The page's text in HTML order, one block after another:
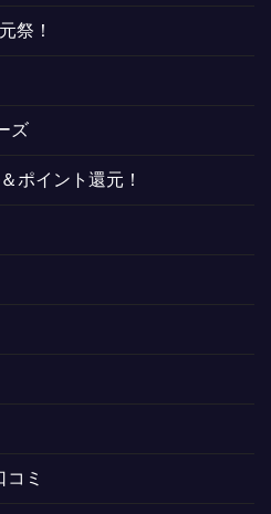
祭！
ズ
ポイント還元！
ミ